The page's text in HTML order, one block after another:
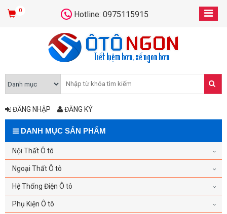
0 Hotline: 0975115915
ĐĂNG NHẬP ĐĂNG KÝ
DANH MỤC SẢN PHẨM
Nội Thất Ô tô
Ngoại Thất Ô tô
Hệ Thống Điện Ô tô
Phụ Kiện Ô tô